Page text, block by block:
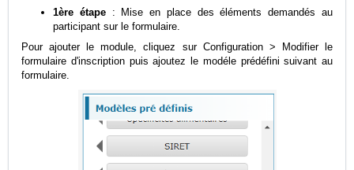
1ère étape: Mise en place des éléments demandés au
participant sur le formulaire.
Pour ajouter le module, cliquez sur Configuration > Modifier le
formulaire d'inscription puis ajoutez le modéle prédéfini suivant au
formulaire.